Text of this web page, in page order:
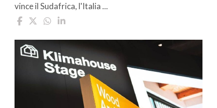
vince il Sudafrica, l'Italia ...